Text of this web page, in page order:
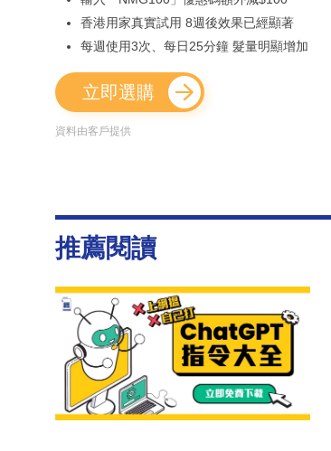
香港用家真實試用 8週後效果已經顯著
每週使用3次、每日25分鐘 髮量明顯增加
立即選購
資料由客戶提供
推薦閱讀